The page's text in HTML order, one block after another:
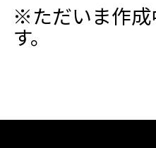
※ただいま作成
す。